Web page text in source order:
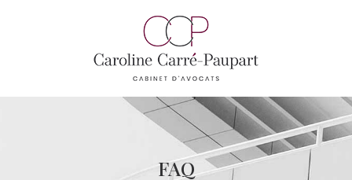
FAQ